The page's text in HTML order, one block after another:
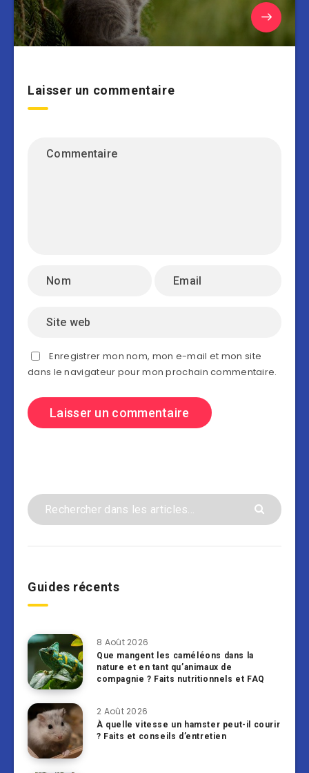
Laisser un commentaire
Enregistrer mon nom, mon e-mail et mon site
dans le navigateur pour mon prochain commentaire.
Guides récents
8 Août 2026
Que mangent les caméléons dans la
nature et en tant qu’animaux de
compagnie ? Faits nutritionnels et FAQ
2 Août 2026
À quelle vitesse un hamster peut-il courir
? Faits et conseils d’entretien